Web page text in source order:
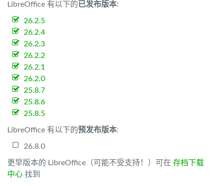
LibreOffice 有以下的已发布版本:
26.2.5
26.2.4
26.2.3
26.2.2
26.2.1
26.2.0
25.8.7
25.8.6
25.8.5
LibreOffice 有以下的预发布版本:
26.8.0
更早版本的 LibreOffice（可能不受支持！）可在 存档下载
中心 找到